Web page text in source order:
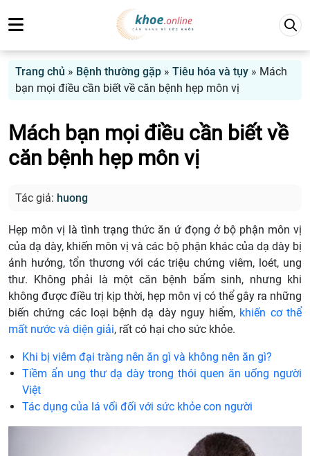
Trang chủ » Bệnh thường gặp » Tiêu hóa và tụy » Mách
bạn mọi điều cần biết về căn bệnh hẹp môn vị
Mách bạn mọi điều cần biết về
căn bệnh hẹp môn vị
Tác giả: huong
Hẹp môn vị là tình trạng thức ăn ứ đọng ở bộ phận môn vị
của dạ dày, khiến môn vị và các bộ phận khác của dạ dày bị
ảnh hưởng, tổn thương với các triệu chứng viêm, loét, ung
thư. Không phải là một căn bệnh bẩm sinh, nhưng khi
không được điều trị kịp thời, hẹp môn vị có thể gây ra những
biến chứng các loại bệnh dạ dày nguy hiểm, khiến cơ thể
mất nước và diện giải, rất có hại cho sức khỏe.
Khi bị viêm đại tràng nên ăn gì và không nên ăn gì?
Tiềm ẩn ung thư dạ dày trong thói quen ăn uống người
Việt
Tác dụng của lá vối đối với sức khỏe con người